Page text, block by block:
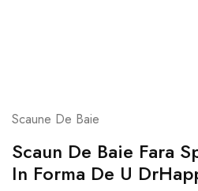
Scaune De Baie
Scaun De Baie Fara
In Forma De U